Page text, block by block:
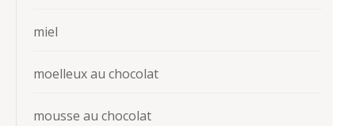
miel
moelleux au chocolat
mousse au chocolat